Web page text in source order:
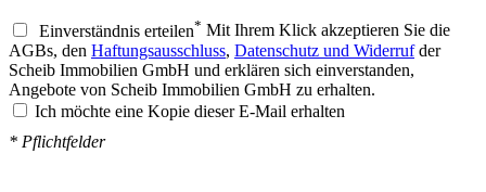
Einverständnis erteilen* Mit Ihrem Klick akzeptieren Sie die
AGBs, den Haftungsausschluss, Datenschutz und Widerrufder
Scheib Immobilien GmbH und erklären sich einverstanden,
Angebote von Scheib Immobilien GmbH zu erhalten.
Ich möchte eine Kopie dieser E-Mail erhalten
* Pflichtfelder